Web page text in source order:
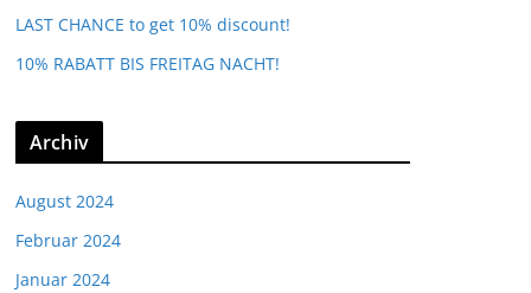
LAST CHANCE to get 10% discount!
10% RABATT BIS FREITAG NACHT!
Archiv
August 2024
Februar 2024
Januar 2024